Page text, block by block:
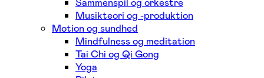
Musikteori og -produktion
Motion og sundhed
Mindfulness og meditation
Tai Chi og Qi Gong
Yoga